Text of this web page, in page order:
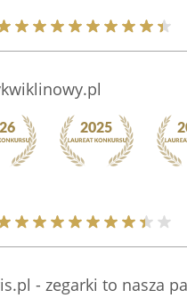
- zegarki to nasza